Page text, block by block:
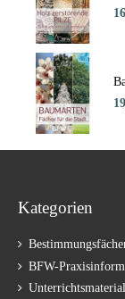
Kategorien
BFW-
Unterrichtsmaterial